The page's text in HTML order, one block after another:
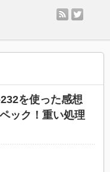
rss
を使った感想
ック！重い処理